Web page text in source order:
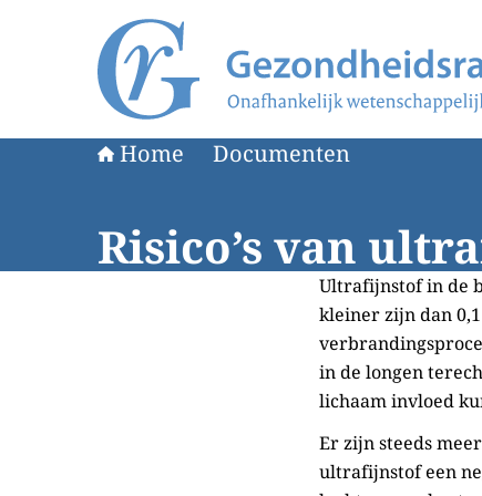
Naar de homepage van Gezondheidsraad
Home Documenten
Risico’s van
Ultrafijnstof in de
kleiner zijn dan
in de longen
lichaam invloed
Er zijn steeds
ultrafijnstof een